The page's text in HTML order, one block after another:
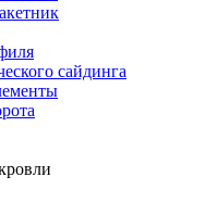
сайдинга